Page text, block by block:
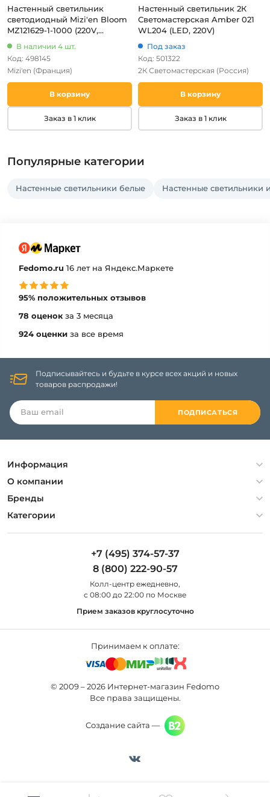
Настенный светильник
светодиодный Mizi'en Bloom
MZ121629-1-1000 (220V,
В наличии 4 шт.
Код: 498145
Mizi'en (Франция)
В корзину
Заказ в 1 клик
Настенный светильник 2К
Светомастерская Amber 021
WL204 (LED, 220V)
Под заказ
Код: 501322
2К Светомастерская (Россия)
В корзину
Заказ в 1 клик
Популярные категории
Настенные светильники белые Настенные светильники
Fedomo.ru 16 лет на Яндекс.Маркете
95% положительных отзывов
78 оценок за 3 месяца
924 оценки за все время
Подписывайтесь и будьте в курсе всех акций и новых
товаров распродажи!
ПОДПИСАТЬСЯ
Информация
Политика конфиденциальности
Гарантия
Оплата и доставка
О компании
О компании
Контакты
Бренды
Artelamp
Категории
Люстры
Уличные светильники
+7 (495) 374-57-37
8 (800) 222-90-57
Колл-центр eжедневно,
с 08:00 до 22:00 по Москве
Прием заказов круглосуточно
Принимаем к оплате:
© 2009 – 2026 Интернет-магазин Fedomo
Все права защищены.
Создание сайта —